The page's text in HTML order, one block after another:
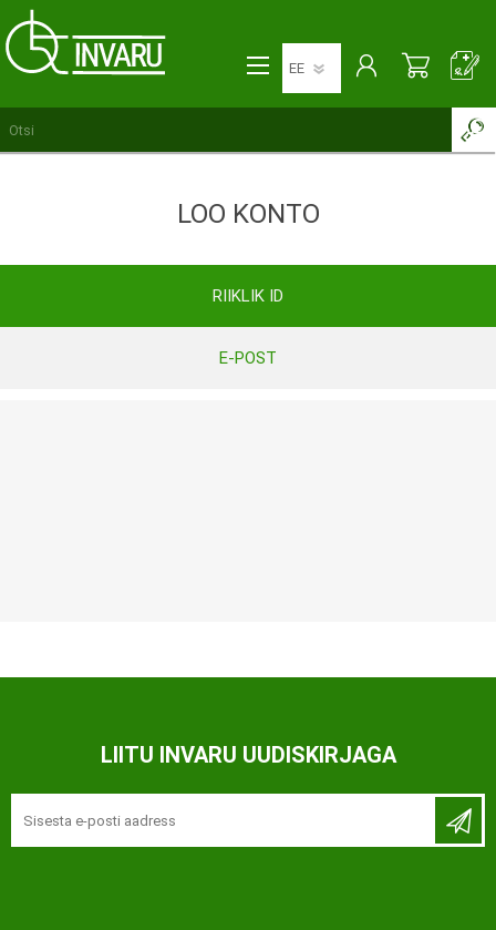
LOO KONTO
RIIKLIK ID
E-POST
LIITU INVARU UUDISKIRJAGA